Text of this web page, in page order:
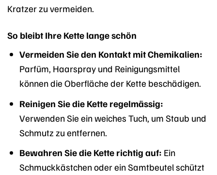
Kratzer zu vermeiden.
So bleibt Ihre Kette lange schön
Vermeiden Sie den Kontakt mit Chemikalien:
Parfüm, Haarspray und Reinigungsmittel
können die Oberfläche der Kette beschädigen.
Reinigen Sie die Kette regelmässig:
Verwenden Sie ein weiches Tuch, um Staub und
Schmutz zu entfernen.
Bewahren Sie die Kette richtig auf: Ein
Schmuckkästchen oder ein Samtbeutel schützt